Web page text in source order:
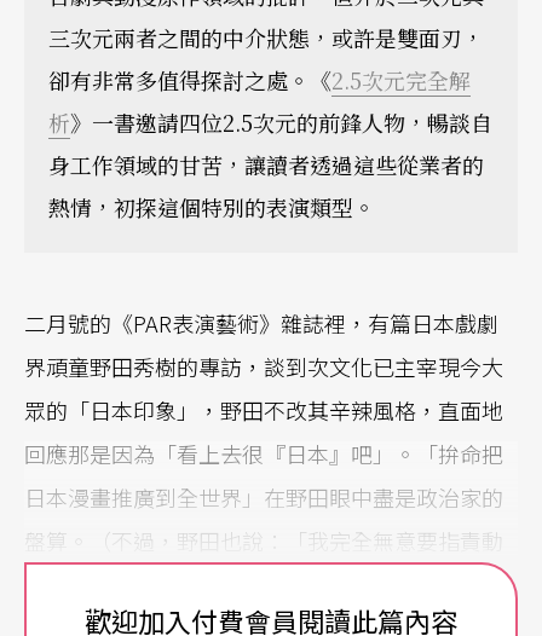
三次元兩者之間的中介狀態，或許是雙面刃，
卻有非常多值得探討之處。《2.5次元完全解
析》一書邀請四位2.5次元的前鋒人物，暢談自
身工作領域的甘苦，讓讀者透過這些從業者的
熱情，初探這個特別的表演類型。
二月號的《PAR表演藝術》雜誌裡，有篇日本戲劇
界頑童野田秀樹的專訪，談到次文化已主宰現今大
眾的「日本印象」，野田不改其辛辣風格，直面地
回應那是因為「看上去很『日本』吧」。「拚命把
日本漫畫推廣到全世界」在野田眼中盡是政治家的
盤算。（不過，野田也說：「我完全無意要指責動
望人們對於日本文化有更多面向的關注，不是一提
歡迎加入付費會員閱讀此篇內容